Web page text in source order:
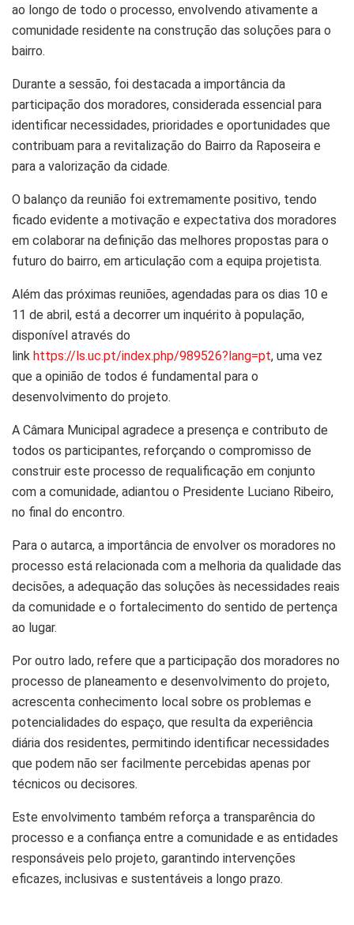
ao longo de todo o processo, envolvendo ativamente a
comunidade residente na construção das soluções para o
bairro.
Durante a sessão, foi destacada a importância da
participação dos moradores, considerada essencial para
identificar necessidades, prioridades e oportunidades que
contribuam para a revitalização do Bairro da Raposeira e
para a valorização da cidade.
O balanço da reunião foi extremamente positivo, tendo
ficado evidente a motivação e expectativa dos moradores
em colaborar na definição das melhores propostas para o
futuro do bairro, em articulação com a equipa projetista.
Além das próximas reuniões, agendadas para os dias 10 e
11 de abril, está a decorrer um inquérito à população,
disponível através do
link https://ls.uc.pt/index.php/989526?lang=pt, uma vez
que a opinião de todos é fundamental para o
desenvolvimento do projeto.
A Câmara Municipal agradece a presença e contributo de
todos os participantes, reforçando o compromisso de
construir este processo de requalificação em conjunto
com a comunidade, adiantou o Presidente Luciano Ribeiro,
no final do encontro.
Para o autarca, a importância de envolver os moradores no
processo está relacionada com a melhoria da qualidade das
decisões, a adequação das soluções às necessidades reais
da comunidade e o fortalecimento do sentido de pertença
ao lugar.
Por outro lado, refere que a participação dos moradores no
processo de planeamento e desenvolvimento do projeto,
acrescenta conhecimento local sobre os problemas e
potencialidades do espaço, que resulta da experiência
diária dos residentes, permitindo identificar necessidades
que podem não ser facilmente percebidas apenas por
técnicos ou decisores.
Este envolvimento também reforça a transparência do
processo e a confiança entre a comunidade e as entidades
responsáveis pelo projeto, garantindo intervenções
eficazes, inclusivas e sustentáveis a longo prazo.